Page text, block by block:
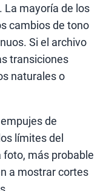
La mayoría de los
cambios de tono
Si el archivo
transiciones
naturales o
de
límites del
más probable
a mostrar cortes